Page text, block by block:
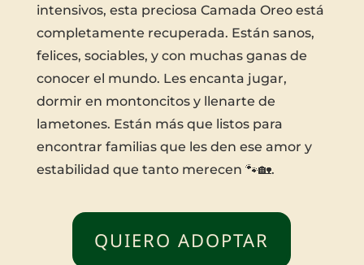
intensivos, esta preciosa Camada Oreo está
completamente recuperada. Están sanos,
felices, sociables, y con muchas ganas de
conocer el mundo. Les encanta jugar,
dormir en montoncitos y llenarte de
lametones. Están más que listos para
encontrar familias que les den ese amor y
estabilidad que tanto merecen 🐾🏡.
QUIERO ADOPTAR